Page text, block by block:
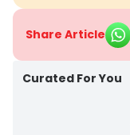
Share Article
Curated For You